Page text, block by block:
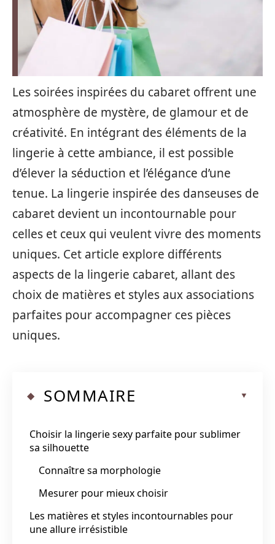
Les soirées inspirées du cabaret offrent une
atmosphère de mystère, de glamour et de
créativité. En intégrant des éléments de la
lingerie à cette ambiance, il est possible
d’élever la séduction et l’élégance d’une
tenue. La lingerie inspirée des danseuses de
cabaret devient un incontournable pour
celles et ceux qui veulent vivre des moments
uniques. Cet article explore différents
aspects de la lingerie cabaret, allant des
choix de matières et styles aux associations
parfaites pour accompagner ces pièces
uniques.
SOMMAIRE
Choisir la lingerie sexy parfaite pour sublimer
sa silhouette
Connaître sa morphologie
Mesurer pour mieux choisir
Les matières et styles incontournables pour
une allure irrésistible